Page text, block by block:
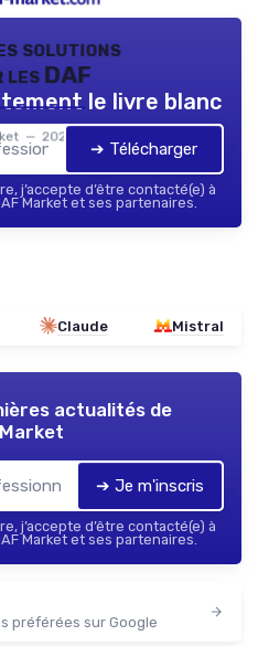
solutions
les DAF
— 2026
le livre blanc
➔ Télécharger
j’accepte d’être contacté(e) à
Market et ses partenaires.
Claude Mistral
actualités de
➔ Je m'inscris
j’accepte d’être contacté(e) à
Market et ses partenaires.
préférées sur Google